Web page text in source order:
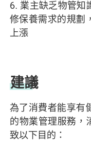
6. 業主缺乏物管知
修保養需求的規劃
上漲
建議
為了消費者能享有
的物業管理服務，
致以下目的：